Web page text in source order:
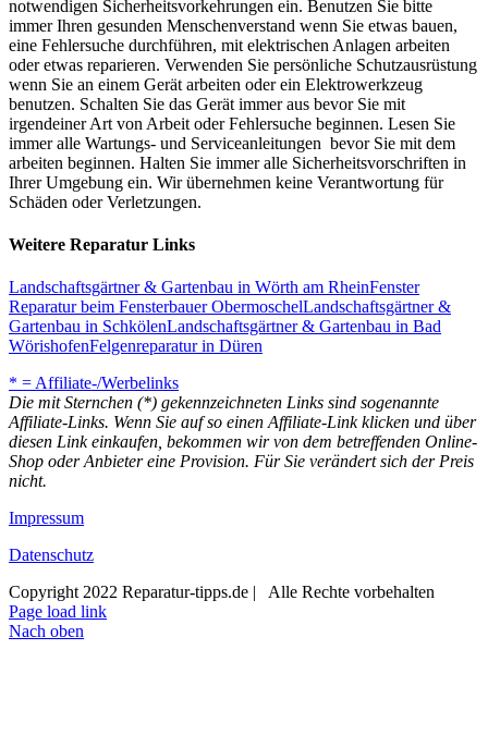
notwendigen Sicherheitsvorkehrungen ein. Benutzen Sie bitte
immer Ihren gesunden Menschenverstand wenn Sie etwas bauen,
eine Fehlersuche durchführen, mit elektrischen Anlagen arbeiten
oder etwas reparieren. Verwenden Sie persönliche Schutzausrüstung
wenn Sie an einem Gerät arbeiten oder ein Elektrowerkzeug
benutzen. Schalten Sie das Gerät immer aus bevor Sie mit
irgendeiner Art von Arbeit oder Fehlersuche beginnen. Lesen Sie
immer alle Wartungs- und Serviceanleitungen bevor Sie mit dem
arbeiten beginnen. Halten Sie immer alle Sicherheitsvorschriften in
Ihrer Umgebung ein. Wir übernehmen keine Verantwortung für
Schäden oder Verletzungen.
Weitere Reparatur Links
Landschaftsgärtner & Gartenbau in Wörth am RheinFenster
Reparatur beim Fensterbauer ObermoschelLandschaftsgärtner &
Gartenbau in SchkölenLandschaftsgärtner & Gartenbau in Bad
WörishofenFelgenreparatur in Düren
* = Affiliate-/Werbelinks
Die mit Sternchen (*) gekennzeichneten Links sind sogenannte
Affiliate-Links. Wenn Sie auf so einen Affiliate-Link klicken und über
diesen Link einkaufen, bekommen wir von dem betreffenden Online-
Shop oder Anbieter eine Provision. Für Sie verändert sich der Preis
nicht.
Impressum
Datenschutz
Copyright 2022 Reparatur-tipps.de | Alle Rechte vorbehalten
Page load link
Nach oben